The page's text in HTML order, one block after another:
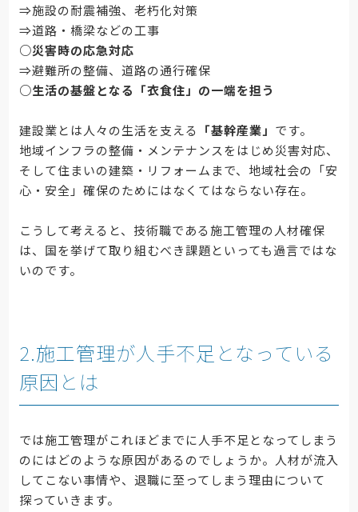
⇒施設の耐震補強、老朽化対策
⇒道路・橋梁などの工事
○災害時の応急対応
⇒避難所の整備、道路の通行確保
○生活の基盤となる「衣食住」の一端を担う
建設業とは人々の生活を支える 「基幹産業」 です。
地域インフラの整備・メンテナンスをはじめ災害対応、
そして住まいの建築・リフォームまで、地域社会の「安
心・安全」確保のためにはなくてはならない存在。
こうして考えると、技術職である施工管理の人材確保
は、国を挙げて取り組むべき課題といっても過言ではな
いのです。
2.施工管理が人手不足となっている
原因とは
では施工管理がこれほどまでに人手不足となってしまう
のにはどのような原因があるのでしょうか。人材が流入
してこない事情や、退職に至ってしまう理由について
探っていきます。